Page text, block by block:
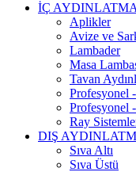
İÇ AYDINLATMA
Aplikler
Avize ve
Lambader
Masa
Tavan
Profesyonel
Profesyonel
Ray
DIŞ
Sıva Altı
Sıva Üstü